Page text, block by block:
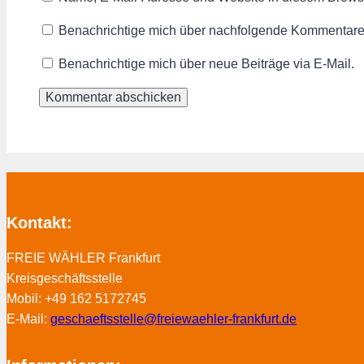
Benachrichtige mich über nachfolgende
Benachrichtige mich über neue Beiträge via E-Mail.
Kontakt:
FREIE WÄHLER Frankfurt
Kreisgeschäftsstelle
Mobil: +49 162 5172745
E-Mail: geschaeftsstelle@freiewaehler-frankfurt.de